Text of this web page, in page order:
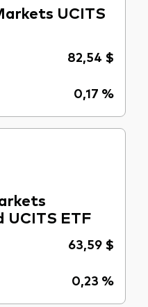
UCITS
82,54 $
0,17 %
UCITS ETF
63,59 $
0,23 %